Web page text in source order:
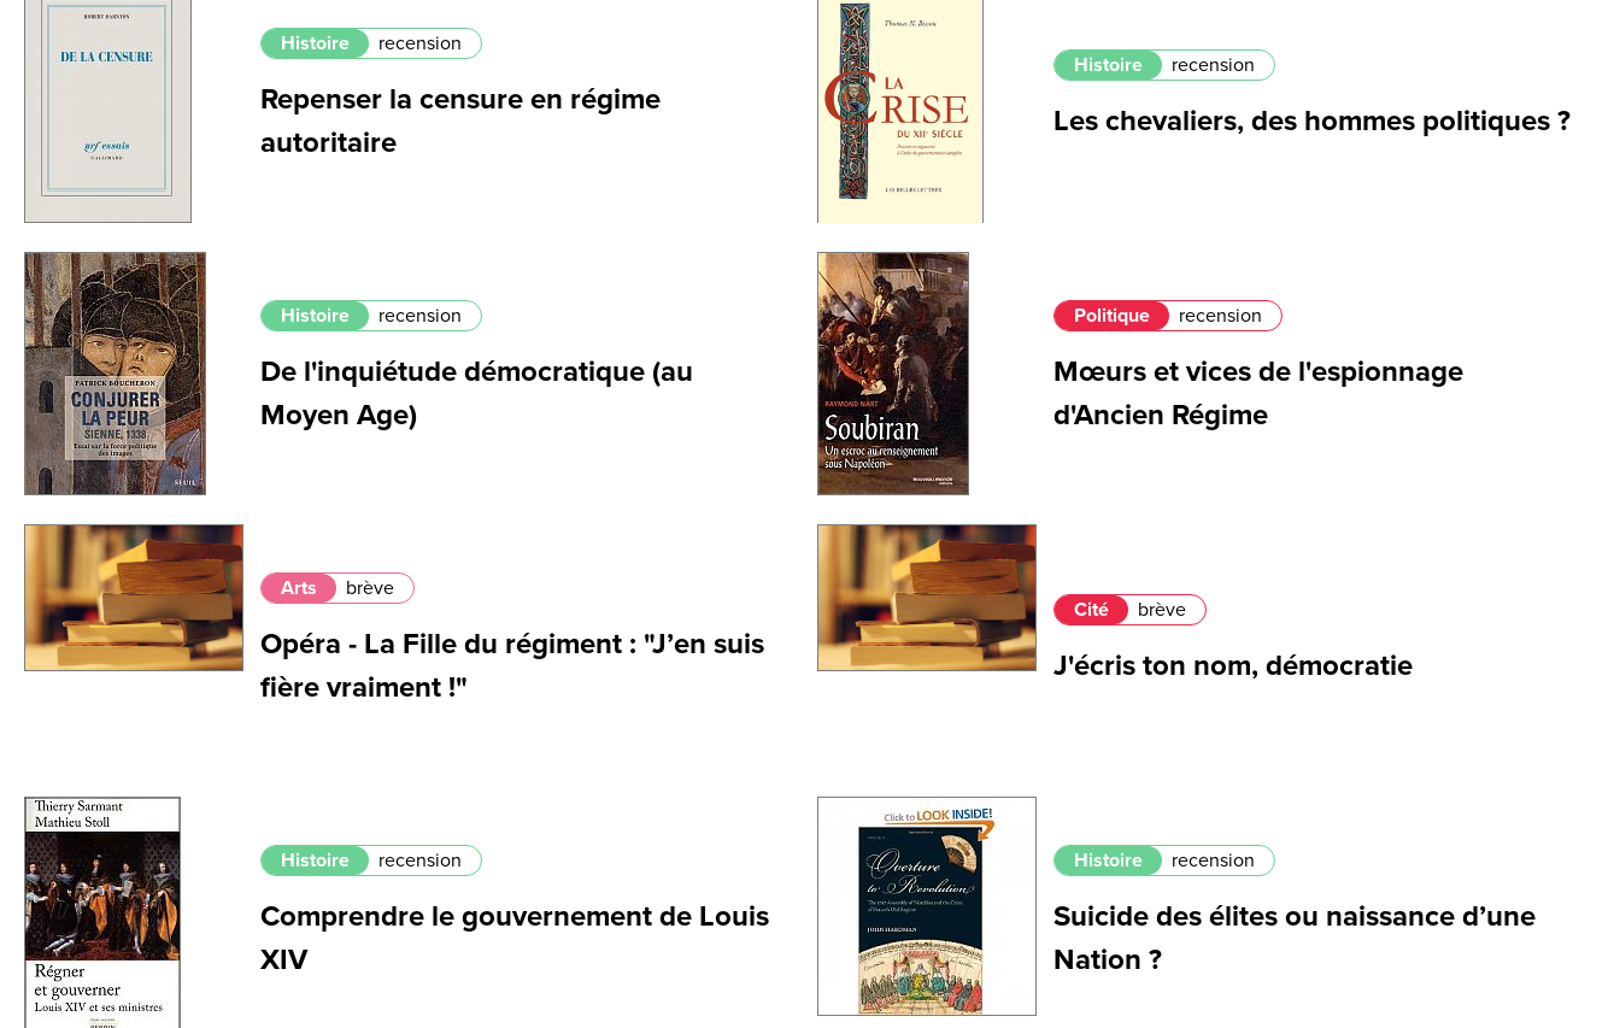
Histoire recension
Repenser la censure en régime
autoritaire
Histoire recension
Les chevaliers, des hommes politiques ?
Histoire recension
De l'inquiétude démocratique (au
Moyen Age)
Politique recension
Mœurs et vices de l'espionnage
d'Ancien Régime
Arts brève
Opéra - La Fille du régiment : "J’en suis
fière vraiment !"
Cité brève
J'écris ton nom, démocratie
Histoire recension
Comprendre le gouvernement de Louis
XIV
Histoire recension
Suicide des élites ou naissance d’une
Nation ?